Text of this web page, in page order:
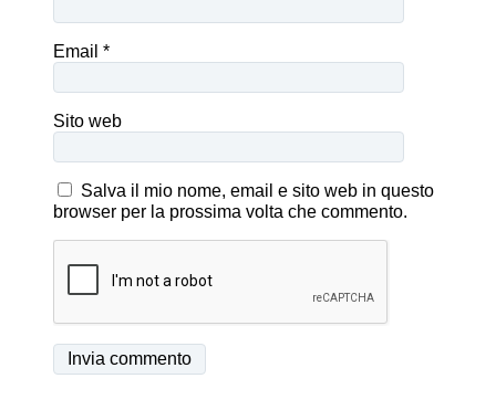
Email *
Sito web
Salva il mio nome, email e sito web in questo
browser per la prossima volta che commento.